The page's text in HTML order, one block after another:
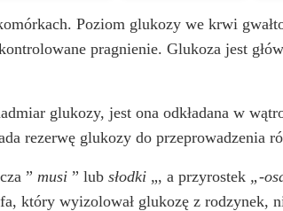
Poziom glukozy we krwi
pragnienie. Glukoza jest
glukozy, jest ona odkładana w
rezerwę glukozy do przeprowadzenia
” musi ” lubsłodki „, a przyrostek „-
który wyizolował glukozę z rodzynek,